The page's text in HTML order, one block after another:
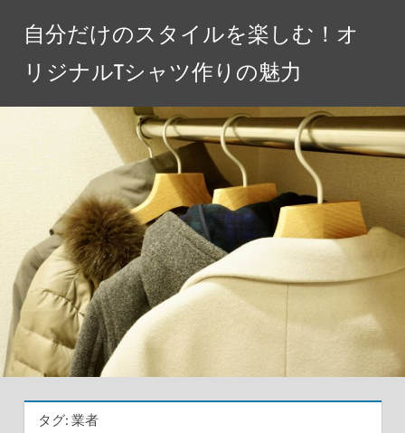
自分だけのスタイルを楽しむ！オ
リジナルTシャツ作りの魅力
タグ: 業者